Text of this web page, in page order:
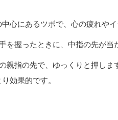
心にあるツボで、心の疲れや
を握ったときに、中指の先が当
親指の先で、ゆっくりと押し
効果的です。